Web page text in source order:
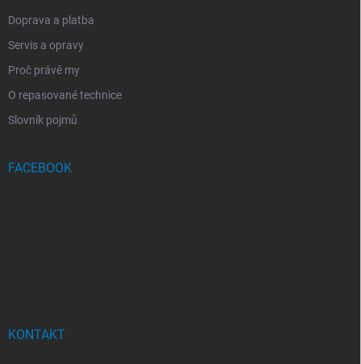
Doprava a platba
Servis a opravy
Proč právě my
O repasované technice
Slovník pojmů
FACEBOOK
KONTAKT